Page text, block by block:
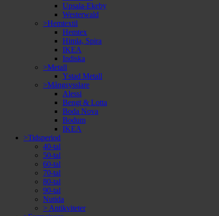
Upsala-Ekeby
Westerwald
>Hemtextil
Hemtex
Himla, Spira
IKEA
Indiska
>Metall
Ystad Metall
>Mångsysslare
Alessi
Bengt & Lotta
Boda Nova
Bodum
IKEA
>Tidsperiod
40-tal
50-tal
60-tal
70-tal
80-tal
90-tal
Nutida
> Antikviteter